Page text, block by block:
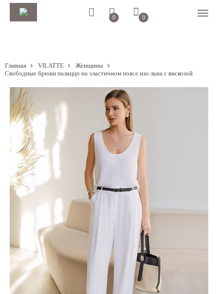
0 0
Главная VILATTE
Женщины
Свободные брюки палаццо на эластичном поясе изо льна с вискозой